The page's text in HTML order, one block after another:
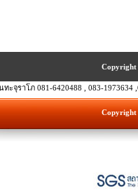
Copyright
ราโภ 081-6420488 , 083-1973634
Copyright